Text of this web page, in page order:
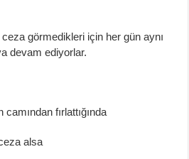
görmedikleri için her gün aynı
devam ediyorlar.
fırlattığında
alsa